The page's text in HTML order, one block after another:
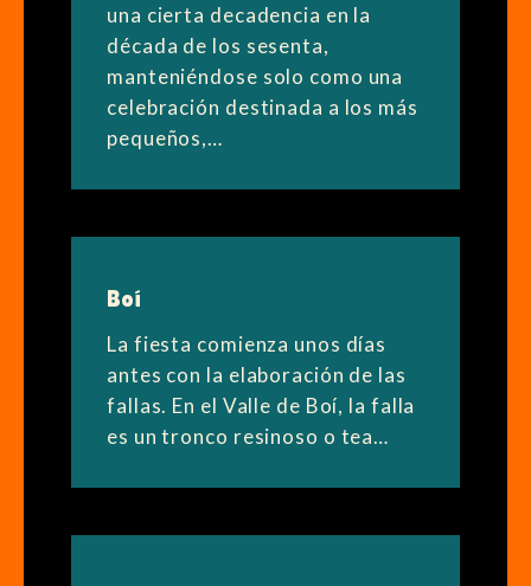
una cierta decadencia en la
década de los sesenta,
manteniéndose solo como una
celebración destinada a los más
pequeños,…
Boí
La fiesta comienza unos días
antes con la elaboración de las
fallas. En el Valle de Boí, la falla
es un tronco resinoso o tea…